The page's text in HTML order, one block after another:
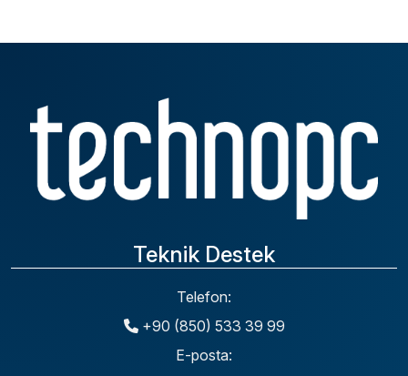
İstanbul İlinde Bulunan Yetkili
Teknik Destek
Telefon:
+90 (850) 533 39 99
E-posta: